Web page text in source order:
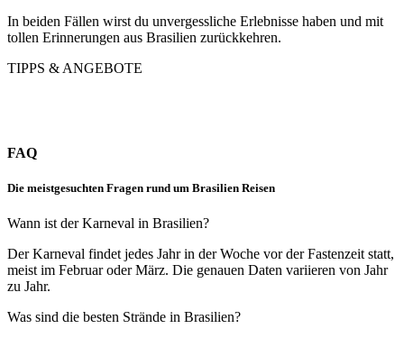
In beiden Fällen wirst du unvergessliche Erlebnisse haben und mit
tollen Erinnerungen aus Brasilien zurückkehren.
TIPPS & ANGEBOTE
FAQ
Die meistgesuchten Fragen rund um Brasilien Reisen
Wann ist der Karneval in Brasilien?
Der Karneval findet jedes Jahr in der Woche vor der Fastenzeit statt,
meist im Februar oder März. Die genauen Daten variieren von Jahr
zu Jahr.
Was sind die besten Strände in Brasilien?